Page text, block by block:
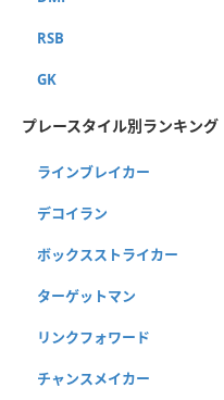
RSB
GK
プレースタイル別ランキング
ラインブレイカー
デコイラン
ボックスストライカー
ターゲットマン
リンクフォワード
チャンスメイカー